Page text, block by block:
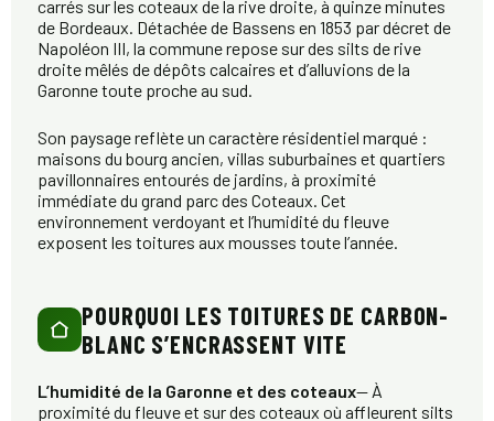
carrés sur les coteaux de la rive droite, à quinze minutes
de Bordeaux. Détachée de Bassens en 1853 par décret de
Napoléon III, la commune repose sur des silts de rive
droite mêlés de dépôts calcaires et d’alluvions de la
Garonne toute proche au sud.
Son paysage reflète un caractère résidentiel marqué :
maisons du bourg ancien, villas suburbaines et quartiers
pavillonnaires entourés de jardins, à proximité
immédiate du grand parc des Coteaux. Cet
environnement verdoyant et l’humidité du fleuve
exposent les toitures aux mousses toute l’année.
POURQUOI LES TOITURES DE CARBON-
BLANC S’ENCRASSENT VITE
L’humidité de la Garonne et des coteaux— À
proximité du fleuve et sur des coteaux où affleurent silts